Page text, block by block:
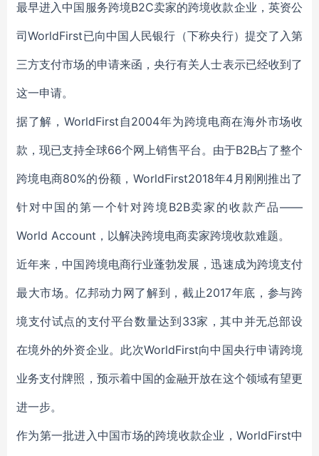
最早进入中国服务跨境B2C卖家的跨境收款企业，英资公
司WorldFirst已向中国人民银行（下称央行）提交了入第
三方支付市场的申请来函，央行有关人士表示已经收到了
这一申请。
据了解，WorldFirst自2004年为跨境电商在海外市场收
款，现已支持全球66个网上销售平台。由于B2B占了整个
跨境电商80%的份额，WorldFirst2018年4月刚刚推出了
针对中国的第一个针对跨境B2B卖家的收款产品——
World Account，以解决跨境电商卖家跨境收款难题。
近年来，中国跨境电商行业蓬勃发展，迅速成为跨境支付
最大市场。亿邦动力网了解到，截止2017年底，参与跨
境支付试点的支付平台数量达到33家，其中并无总部设
在境外的外资企业。此次WorldFirst向中国央行申请跨境
业务支付牌照，预示着中国的金融开放在这个领域有望更
进一步。
作为第一批进入中国市场的跨境收款企业，WorldFirst中